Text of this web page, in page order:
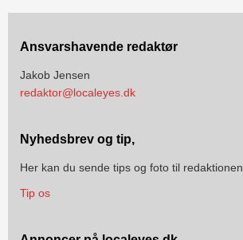
Ansvarshavende redaktør
Jakob Jensen
redaktor@localeyes.dk
Nyhedsbrev og tip,
Her kan du sende tips og foto til redaktionen
Tip os